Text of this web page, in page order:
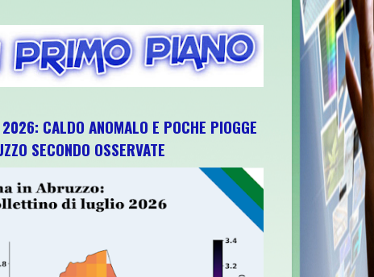
CALDO ANOMALO E POCHE PIOGGE
SECONDO OSSERVATE